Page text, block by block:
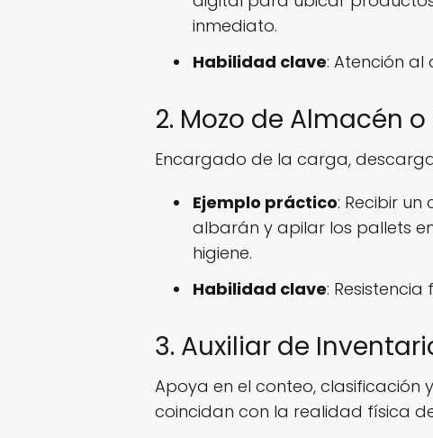
inmediato.
Habilidad clave: Atención
2. Mozo de Almacén
Encargado de la carga,
Ejemplo práctico: Recibir
albarán y apilar los pallets
higiene.
Habilidad clave:
3. Auxiliar de
Apoya en el conteo, clasificación
coincidan con la realidad física